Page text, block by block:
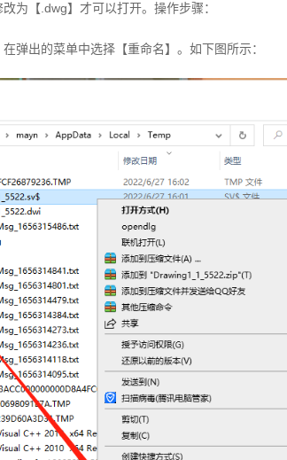
为【.dwg】才可以打开。操作步骤：
弹出的菜单中选择【重命名】。如下图所示：